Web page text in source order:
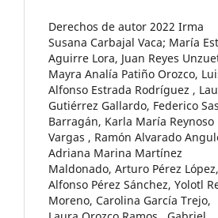
Derechos de autor 2022 Irma
Susana Carbajal Vaca; María
Aguirre Lora, Juan Reyes
Mayra Analía Patiño Orozco,
Alfonso Estrada Rodríguez ,
Gutiérrez Gallardo, Federico
Barragán, Karla María Reynoso
Vargas , Ramón Alvarado
Adriana Marina Martínez
Maldonado, Arturo Pérez López,
Alfonso Pérez Sánchez, Yolotl
Moreno, Carolina García Trejo,